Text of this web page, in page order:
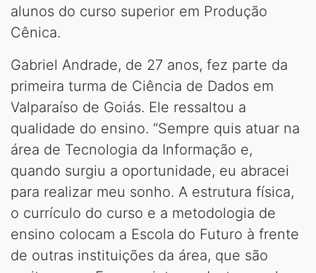
alunos do curso superior em Produção
Cênica.
Gabriel Andrade, de 27 anos, fez parte da
primeira turma de Ciência de Dados em
Valparaíso de Goiás. Ele ressaltou a
qualidade do ensino. “Sempre quis atuar na
área de Tecnologia da Informação e,
quando surgiu a oportunidade, eu abracei
para realizar meu sonho. A estrutura física,
o currículo do curso e a metodologia de
ensino colocam a Escola do Futuro à frente
de outras instituições da área, que são